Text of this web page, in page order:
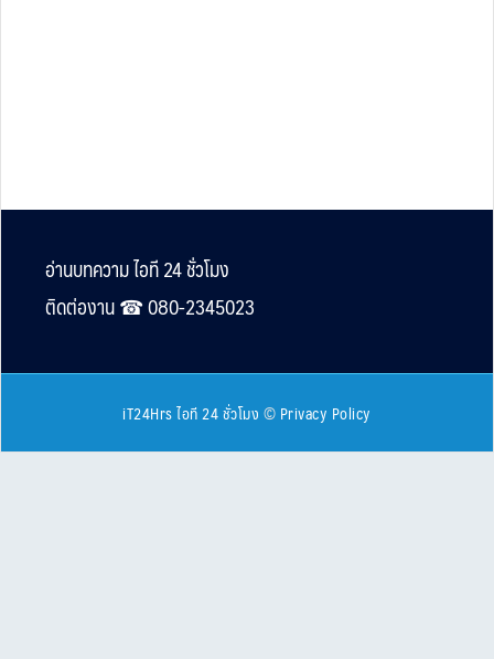
Footer
อ่านบทความ ไอที 24 ชั่วโมง
ติดต่องาน ☎︎ 080-2345023
iT24Hrs ไอที 24 ชั่วโมง © Privacy Policy